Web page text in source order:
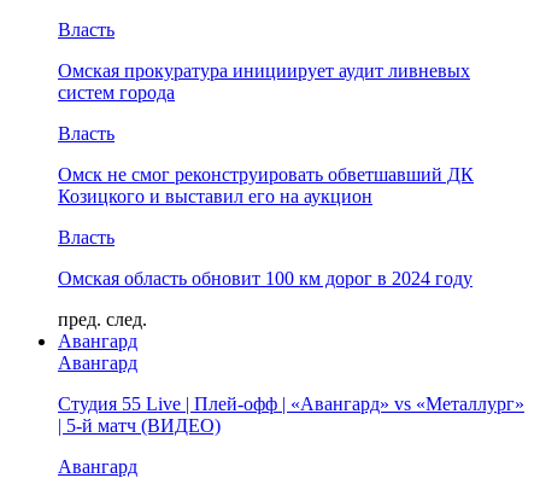
Власть
Омская прокуратура инициирует аудит ливневых
систем города
Власть
Омск не смог реконструировать обветшавший ДК
Козицкого и выставил его на аукцион
Власть
Омская область обновит 100 км дорог в 2024 году
пред. след.
Авангард
Авангард
Студия 55 Live | Плей-офф | «Авангард» vs «Металлург»
| 5-й матч (ВИДЕО)
Авангард